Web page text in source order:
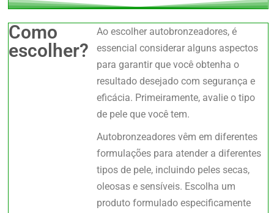
Como
escolher?
Ao escolher autobronzeadores, é
essencial considerar alguns aspectos
para garantir que você obtenha o
resultado desejado com segurança e
eficácia. Primeiramente, avalie o tipo
de pele que você tem.
Autobronzeadores vêm em diferentes
formulações para atender a diferentes
tipos de pele, incluindo peles secas,
oleosas e sensíveis. Escolha um
produto formulado especificamente